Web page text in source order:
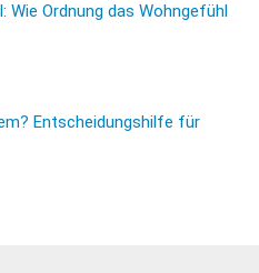
Wie Ordnung das Wohngefühl
Entscheidungshilfe für